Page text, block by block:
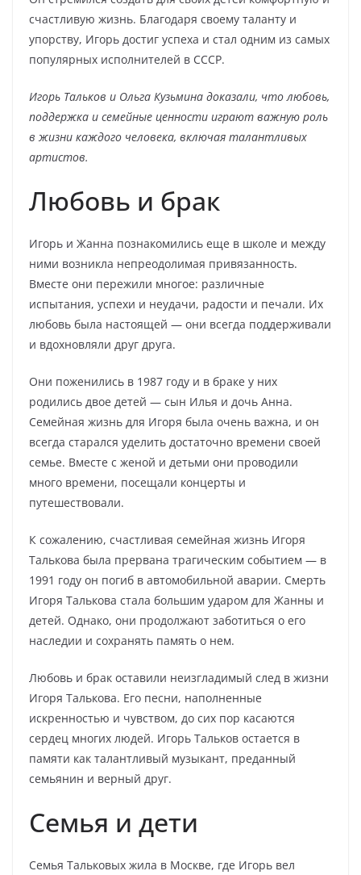
счастливую жизнь. Благодаря своему таланту и
упорству, Игорь достиг успеха и стал одним из самых
популярных исполнителей в СССР.
Игорь Тальков и Ольга Кузьмина доказали, что любовь,
поддержка и семейные ценности играют важную роль
в жизни каждого человека, включая талантливых
артистов.
Любовь и брак
Игорь и Жанна познакомились еще в школе и между
ними возникла непреодолимая привязанность.
Вместе они пережили многое: различные
испытания, успехи и неудачи, радости и печали. Их
любовь была настоящей — они всегда поддерживали
и вдохновляли друг друга.
Они поженились в 1987 году и в браке у них
родились двое детей — сын Илья и дочь Анна.
Семейная жизнь для Игоря была очень важна, и он
всегда старался уделить достаточно времени своей
семье. Вместе с женой и детьми они проводили
много времени, посещали концерты и
путешествовали.
К сожалению, счастливая семейная жизнь Игоря
Талькова была прервана трагическим событием — в
1991 году он погиб в автомобильной аварии. Смерть
Игоря Талькова стала большим ударом для Жанны и
детей. Однако, они продолжают заботиться о его
наследии и сохранять память о нем.
Любовь и брак оставили неизгладимый след в жизни
Игоря Талькова. Его песни, наполненные
искренностью и чувством, до сих пор касаются
сердец многих людей. Игорь Тальков остается в
памяти как талантливый музыкант, преданный
семьянин и верный друг.
Семья и дети
Семья Тальковых жила в Москве, где Игорь вел